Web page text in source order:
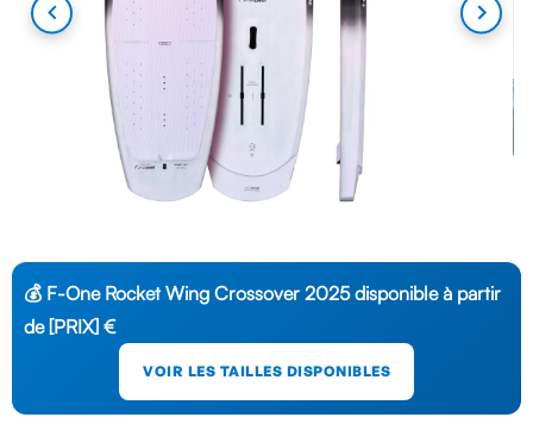
💰 F-One Rocket Wing Crossover 2025 disponible à partir
de [PRIX] €
VOIR LES TAILLES DISPONIBLES